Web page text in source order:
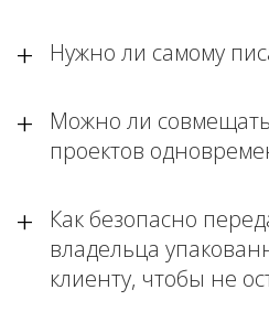
Нужно ли самому
Можно ли
проектов
Как безопасно
владельца
клиенту, чтобы не